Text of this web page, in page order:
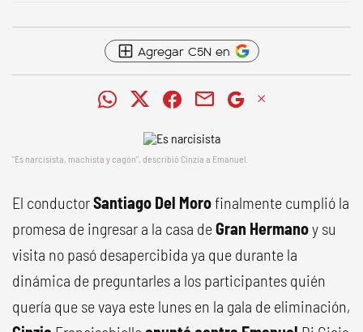
Agregar C5N en
"Es narcisista, machista y cagón", describió Cinzia a Emanuel.
El conductorSantiago Del Morofinalmente cumplió la
promesa de ingresar a la casa deGran Hermanoy su
visita no pasó desapercibida ya que durante la
dinámica de preguntarles a los participantes quién
quería que se vaya este lunes en la gala de eliminación,